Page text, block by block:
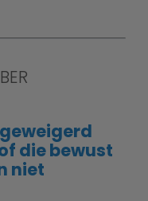
die bewust
niet